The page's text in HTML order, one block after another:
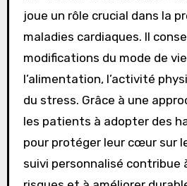
joue un rôle crucial dans la
maladies cardiaques. Il
modifications du mode de
l’alimentation, l’activité
du stress. Grâce à une
les patients à adopter des
pour protéger leur cœur sur
suivi personnalisé contribue